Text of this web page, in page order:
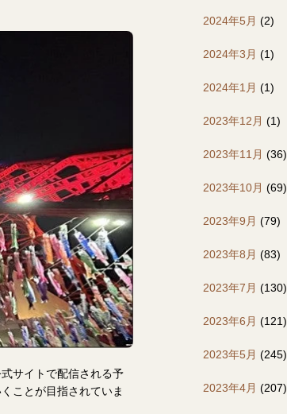
サイトで配信される予
ことが目指されていま
2024年5月 (2)
2024年3月 (1)
2024年1月 (1)
2023年12月 (1)
2023年11月 (36)
2023年10月 (69)
2023年9月 (79)
2023年8月 (83)
2023年7月 (130)
2023年6月 (121)
2023年5月 (245)
2023年4月 (207)